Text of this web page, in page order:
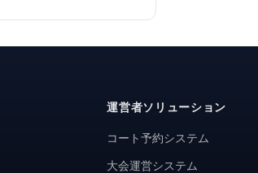
運営者ソリューション
コート予約システム
大会運営システム